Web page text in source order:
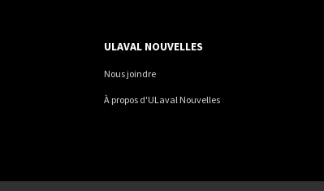
ULAVAL NOUVELLES
Nous joindre
À propos d'ULaval Nouvelles